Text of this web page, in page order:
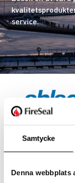
Samtycke
Denna webbplats
service.